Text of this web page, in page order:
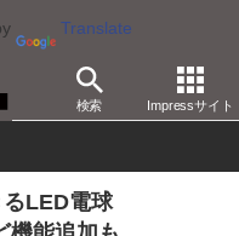
Translate
検索 Impressサイト
LED電球